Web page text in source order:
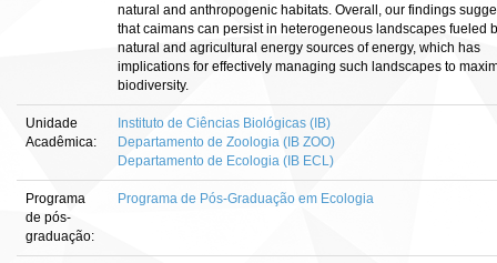
natural and anthropogenic habitats. Overall, our findings
that caimans can persist in heterogeneous landscapes fueled
natural and agricultural energy sources of energy, which has
implications for effectively managing such landscapes to
biodiversity.
Unidade
Acadêmica:
Instituto de Ciências Biológicas (IB)
Departamento de Zoologia (IB ZOO)
Departamento de Ecologia (IB ECL)
Programa
de pós-
graduação:
Programa de Pós-Graduação em Ecologia